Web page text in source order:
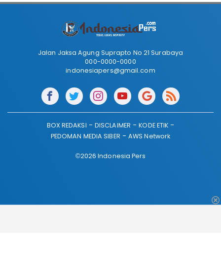
Jalan Jaksa Agung Suprapto No 21 Surabaya
000-0000-0000
indonesiapers@gmail.com
BOX REDAKSI DISCLAIMER
KODE ETIK
PEDOMAN MEDIA SIBER
AWS Network
©2026 Indonesia Pers